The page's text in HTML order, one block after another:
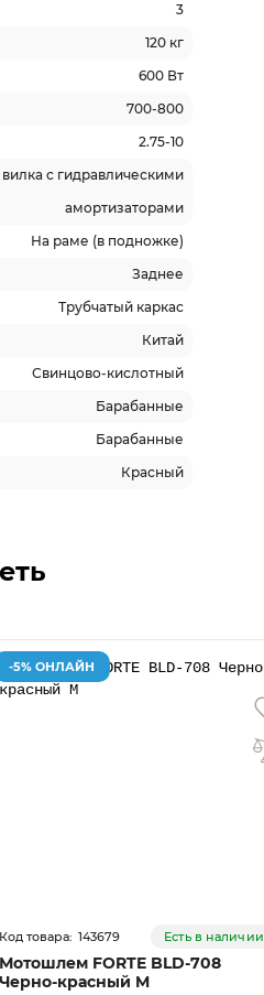
3
120 кг
600 Вт
700-800
2.75-10
с гидравлическими
амортизаторами
На раме (в подножке)
Заднее
Трубчатый каркас
Китай
Свинцово-кислотный
Барабанные
Барабанные
Красный
-5% ОНЛАЙН
143679 Есть в наличии
Мотошлем FORTE BLD-708
Черно-красный M